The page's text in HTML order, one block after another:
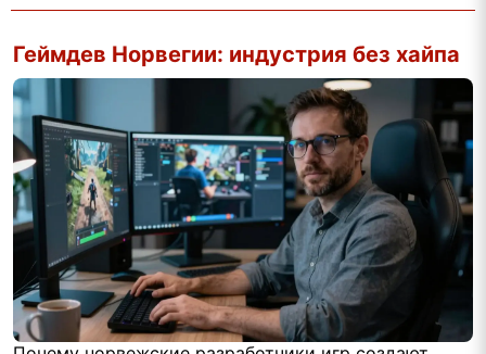
Геймдев Норвегии: индустрия без хайпа